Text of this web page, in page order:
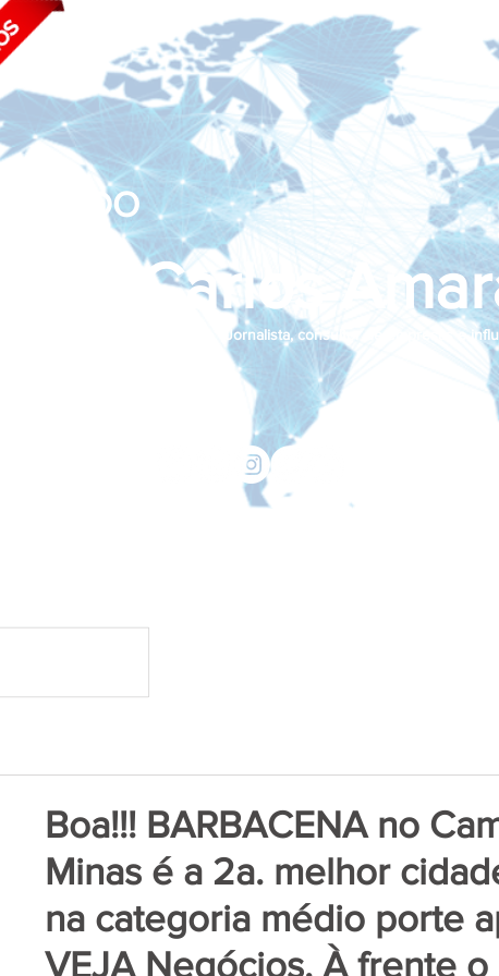
João Carlos
BLOG DO
Jornalista, consultor de empresas e
Boa!!! BARBACENA no
Minas é a 2a. melhor
na categoria médio porte
VEJA Negócios. À frente